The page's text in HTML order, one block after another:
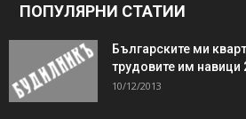
ПОПУЛЯРНИ СТАТИИ
Българските ми
трудовите им навици
10/12/2013